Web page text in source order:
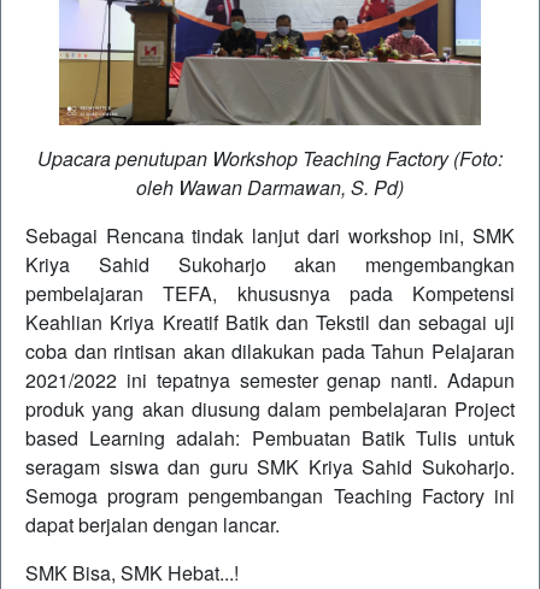
Upacara penutupan Workshop Teaching Factory (Foto:
oleh Wawan Darmawan, S. Pd)
Sebagai Rencana tindak lanjut dari workshop ini, SMK
Kriya Sahid Sukoharjo akan mengembangkan
pembelajaran TEFA, khususnya pada Kompetensi
Keahlian Kriya Kreatif Batik dan Tekstil dan sebagai uji
coba dan rintisan akan dilakukan pada Tahun Pelajaran
2021/2022 ini tepatnya semester genap nanti. Adapun
produk yang akan diusung dalam pembelajaran Project
based Learning adalah: Pembuatan Batik Tulis untuk
seragam siswa dan guru SMK Kriya Sahid Sukoharjo.
Semoga program pengembangan Teaching Factory ini
dapat berjalan dengan lancar.
SMK Bisa, SMK Hebat...!